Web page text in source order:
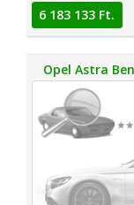
6 183 133 Ft.
Opel Astra